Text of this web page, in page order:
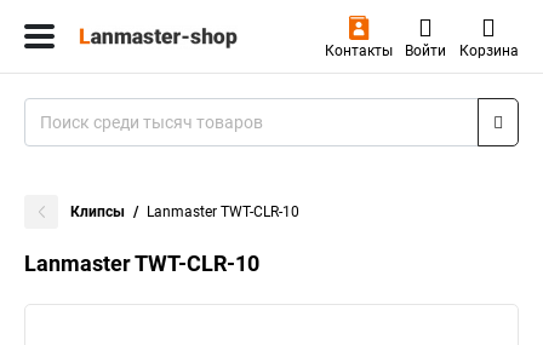
Контакты Войти Корзина
Клипсы Lanmaster TWT-CLR-10
Lanmaster TWT-CLR-10